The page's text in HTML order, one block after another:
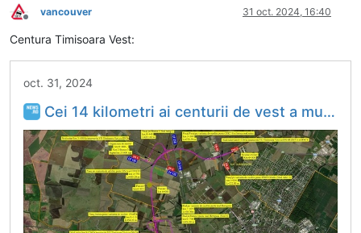
Deconectat
vancouver 31 oct. 2024, 16:40
Centura Timisoara Vest:
oct. 31, 2024
Cei 14 kilometri ai centurii de vest a municipiului Timişoara vor fi construiţi de o companie din Turcia / Valoarea contractului este de 1,41 miliarde de lei, fără TVA